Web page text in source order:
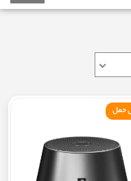
حمل